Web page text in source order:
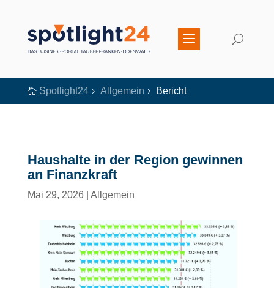
 Spotlight245 Allgemein 5 Bericht
Haushalte in der Region gewinnen
an Finanzkraft
Mai 29, 2026 Allgemein